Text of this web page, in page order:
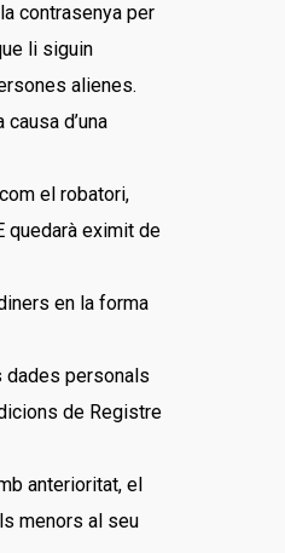
contrasenya per
li siguin
alienes.
d’una
el robatori,
quedarà eximit de
en la forma
dades personals
de Registre
anterioritat, el
menors al seu